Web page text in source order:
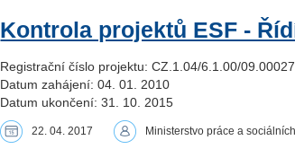
Kontrola projektů ESF -
Registrační číslo projektu: CZ.1.04/6.1.00/09.00027
Datum zahájení: 04. 01. 2010
Datum ukončení: 31. 10. 2015
22. 04. 2017 Ministerstvo práce a